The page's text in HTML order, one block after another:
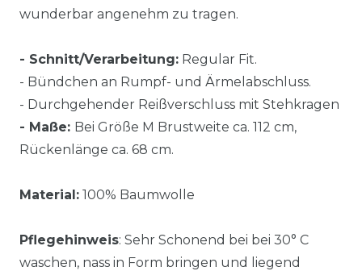
wunderbar angenehm zu tragen.
- Schnitt/Verarbeitung: Regular Fit.
- Bündchen an Rumpf- und Ärmelabschluss.
- Durchgehender Reißverschluss mit Stehkragen
- Maße: Bei Größe M Brustweite ca. 112 cm,
Rückenlänge ca. 68 cm.
Material: 100% Baumwolle
Pflegehinweis: Sehr Schonend bei bei 30° C
waschen, nass in Form bringen und liegend